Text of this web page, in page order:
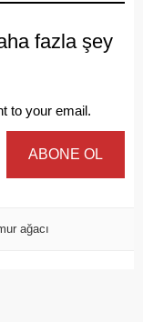
fazla şey
to your email.
ABONE OL
ağacı